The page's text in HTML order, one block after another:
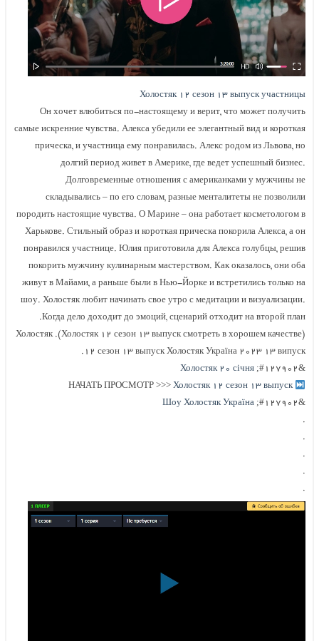
Холостяк ۱۲ сезон ۱۳ выпуск участницы
Он хочет влюбиться по-настоящему и верит, что может получить
самые искренние чувства. Алекса убедили ее элегантный вид и короткая
прическа, и участница ему понравилась. Алекс родом из Львова, но
долгий период живет в Америке, где ведет успешный бизнес.
Долговременные отношения с американками у мужчины не
складывались – по его словам, разные менталитеты не позволили
породить настоящие чувства. О Марине – она работает косметологом в
Харькове. Стильный образ и короткая прическа покорила Алекса, а он
понравился участнице. Юлия приготовила для Алекса голубцы, решив
покорить мужчину кулинарным мастерством. Как оказалось, они оба
живут в Майами, а раньше были в Нью-Йорке и встретились только на
шоу. Холостяк любит начинать свое утро с медитации и визуализации.
Когда дело доходит до эмоций, сценарий отходит на второй план.
(Холостяк ۱۲ сезон ۱۳ выпуск смотреть в хорошем качестве). Холостяк
۱۲ сезон ۱۳ выпуск Холостяк Україна ۲۰۲۳ ۱۳ випуск.
&#۱۲۷۹۰۲;
Холостяк ۲۰ січня
НАЧАТЬ ПРОСМОТР >>>Холостяк ۱۲ сезон ۱۳ выпуск
&#۱۲۷۹۰۲;
Шоу Холостяк Україна
.
.
.
.
.